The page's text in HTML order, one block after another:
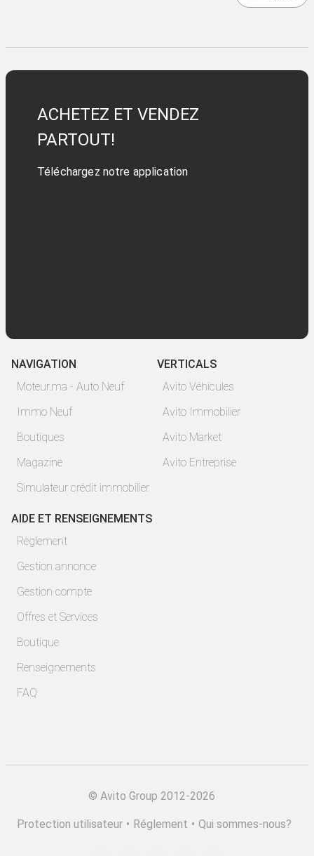
ACHETEZ ET VENDEZ
PARTOUT!
Téléchargez notre application
NAVIGATION
Moteur.ma - Auto Neuf
Immo Neuf
Boutiques
Magazine
Simulateur crédit immobilier
VERTICALS
Avito Véhicules
Avito Immobilier
Avito Market
Avito Entreprise
AIDE ET RENSEIGNEMENTS
Règlement
Gestion annonce
Gestion compte
Offres et Services
Boutique
Renseignements
FAQ
© Avito Group 2012-2026
Protection utilisateur • Réglement • Qui sommes-nous?